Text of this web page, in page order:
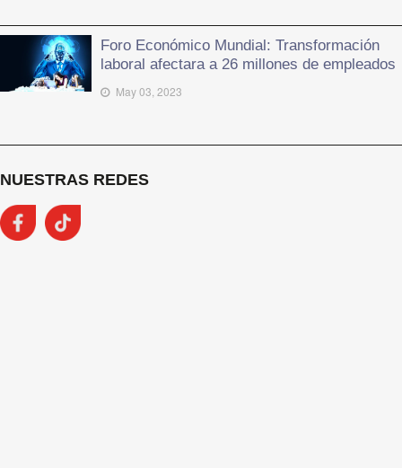
Foro Económico Mundial: Transformación
laboral afectara a 26 millones de empleados
May 03, 2023
NUESTRAS REDES